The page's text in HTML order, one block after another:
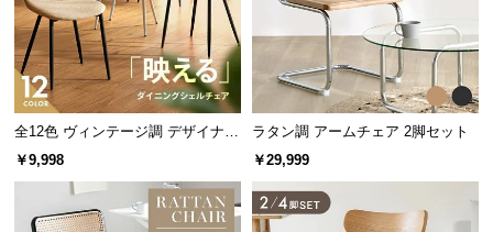
全12色 ヴィンテージ調 デザイナー
ズシェルチェア
￥9,998
ラタン調 アームチェア 2脚セット
￥29,999